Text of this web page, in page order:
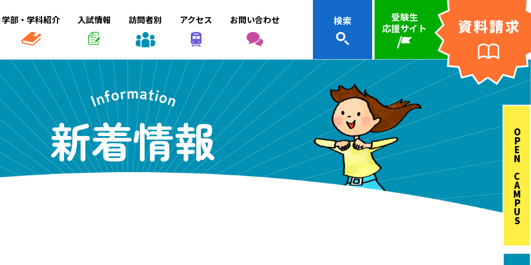
学部・学科紹介 入試情報 訪問者別 アクセス お問い合わせ 検索
受験生
応援サイト
OPEN CAMPUS
新着情報